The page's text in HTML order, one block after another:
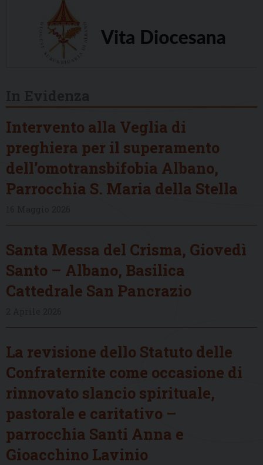
Intervento alla Veglia di
preghiera per il superamento
dell’omotransbifobia Albano,
Parrocchia S. Maria della Stella
Santa Messa del Crisma, Giovedì
Santo – Albano, Basilica
Cattedrale San Pancrazio
La revisione dello Statuto delle
Confraternite come occasione di
rinnovato slancio spirituale,
pastorale e caritativo –
parrocchia Santi Anna e
Gioacchino Lavinio